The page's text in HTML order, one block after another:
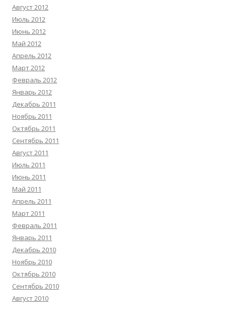
Август 2012
Июль 2012
Июнь 2012
Май 2012
Апрель 2012
Март 2012
Февраль 2012
Январь 2012
Декабрь 2011
Ноябрь 2011
Октябрь 2011
Сентябрь 2011
Август 2011
Июль 2011
Июнь 2011
Май 2011
Апрель 2011
Март 2011
Февраль 2011
Январь 2011
Декабрь 2010
Ноябрь 2010
Октябрь 2010
Сентябрь 2010
Август 2010